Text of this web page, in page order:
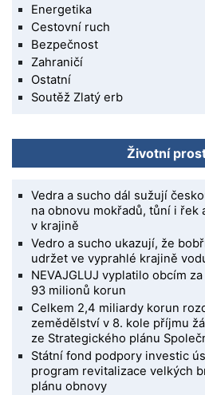
Energetika
Cestovní ruch
Bezpečnost
Zahraničí
Ostatní
Soutěž Zlatý erb
Životní
Vedra a sucho dál sužují
na obnovu mokřadů, tůní i řek
v krajině
Vedro a sucho ukazují, že
udržet ve vyprahlé krajině
NEVAJGLUJ vyplatilo obcím
93 milionů korun
Celkem 2,4 miliardy korun
zemědělství v 8. kole příjmu
ze Strategického plánu
Státní fond podpory investic
program revitalizace velkých
plánu obnovy